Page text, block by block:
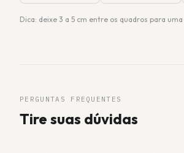
Dica: deixe 3 a 5 cm entre os quadros para
PERGUNTAS FREQUENTES
Tire suas dúvidas